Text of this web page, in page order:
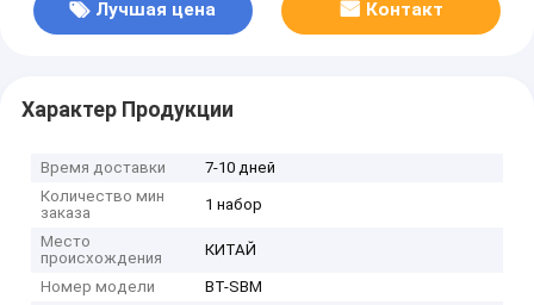
Лучшая цена Контакт
Характер Продукции
Время доставки
7-10 дней
Количество мин
заказа
1 набор
Место
происхождения
КИТАЙ
Номер модели
BT-SBM